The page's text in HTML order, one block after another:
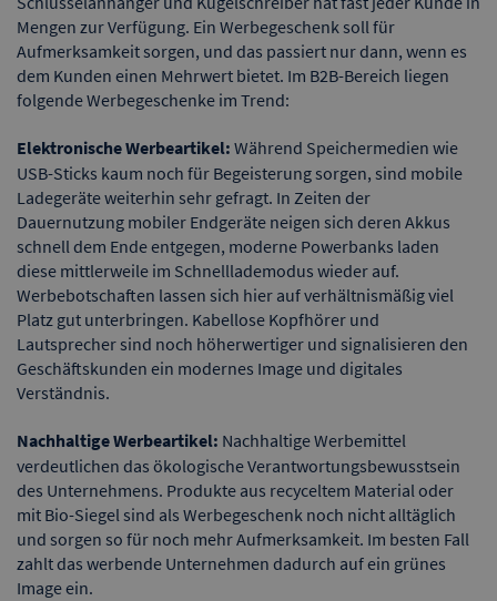
Mengen zur Verfügung. Ein Werbegeschenk soll für
Aufmerksamkeit sorgen, und das passiert nur dann, wenn es
dem Kunden einen Mehrwert bietet. Im B2B-Bereich liegen
folgende Werbegeschenke im Trend:
Elektronische Werbeartikel: Während Speichermedien wie
USB-Sticks kaum noch für Begeisterung sorgen, sind mobile
Ladegeräte weiterhin sehr gefragt. In Zeiten der
Dauernutzung mobiler Endgeräte neigen sich deren Akkus
schnell dem Ende entgegen, moderne Powerbanks laden
diese mittlerweile im Schnelllademodus wieder auf.
Werbebotschaften lassen sich hier auf verhältnismäßig viel
Platz gut unterbringen. Kabellose Kopfhörer und
Lautsprecher sind noch höherwertiger und signalisieren den
Geschäftskunden ein modernes Image und digitales
Verständnis.
Nachhaltige Werbeartikel: Nachhaltige Werbemittel
verdeutlichen das ökologische Verantwortungsbewusstsein
des Unternehmens. Produkte aus recyceltem Material oder
mit Bio-Siegel sind als Werbegeschenk noch nicht alltäglich
und sorgen so für noch mehr Aufmerksamkeit. Im besten Fall
zahlt das werbende Unternehmen dadurch auf ein grünes
Image ein.